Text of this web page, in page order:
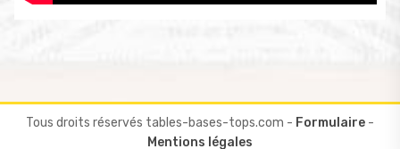
Tous droits réservés tables-bases-tops.com - Formulaire -
Mentions légales